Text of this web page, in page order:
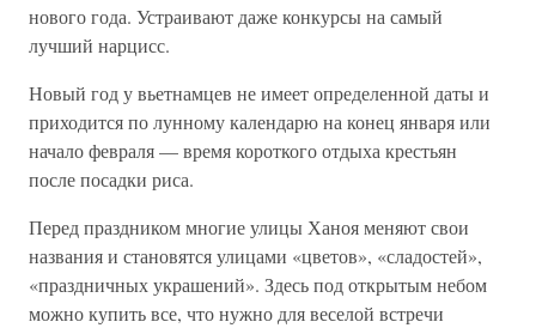
нового года. Устраивают даже конкурсы на самый
лучший нарцисс.
Новый год у вьетнамцев не имеет определенной даты и
приходится по лунному календарю на конец января или
начало февраля — время короткого отдыха крестьян
после посадки риса.
Перед праздником многие улицы Ханоя меняют свои
названия и становятся улицами «цветов», «сладостей»,
«праздничных украшений». Здесь под открытым небом
можно купить все, что нужно для веселой встречи